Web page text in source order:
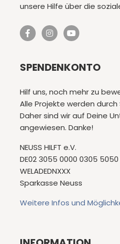
unsere Hilfe über die
SPENDENKONTO
Hilf uns, noch mehr zu
Alle Projekte werden
Daher sind wir auf Deine
angewiesen. Danke!
NEUSS HILFT e.V.
DE02 3055 0000 0305 5050
WELADEDNXXX
Sparkasse Neuss
Weitere Infos und